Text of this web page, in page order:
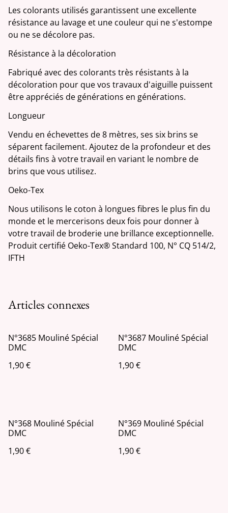
Les colorants utilisés garantissent une excellente
résistance au lavage et une couleur qui ne s'estompe
ou ne se décolore pas.
Résistance à la décoloration
Fabriqué avec des colorants très résistants à la
décoloration pour que vos travaux d'aiguille puissent
être appréciés de générations en générations.
Longueur
Vendu en échevettes de 8 mètres, ses six brins se
séparent facilement. Ajoutez de la profondeur et des
détails fins à votre travail en variant le nombre de
brins que vous utilisez.
Oeko-Tex
Nous utilisons le coton à longues fibres le plus fin du
monde et le mercerisons deux fois pour donner à
votre travail de broderie une brillance exceptionnelle.
Produit certifié Oeko-Tex® Standard 100, N° CQ 514/2,
IFTH
Articles connexes
N°3685 Mouliné Spécial
DMC
1,90 €
N°3687 Mouliné Spécial
DMC
1,90 €
N°368 Mouliné Spécial
DMC
1,90 €
N°369 Mouliné Spécial
DMC
1,90 €